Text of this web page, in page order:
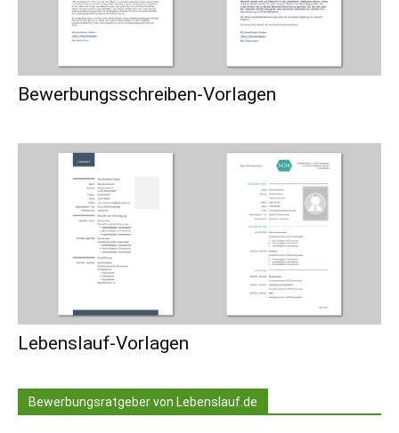
Bewerbungsschreiben-Vorlagen
Lebenslauf-Vorlagen
Bewerbungsratgeber von Lebenslauf.de